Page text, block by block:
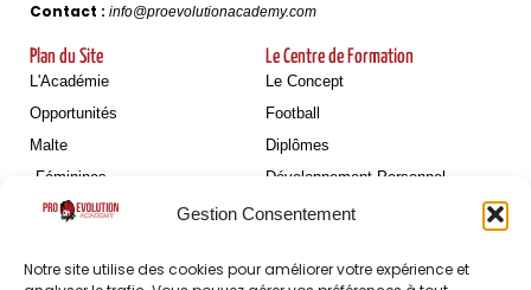
Gestion Consentement
Notre site utilise des cookies pour améliorer votre expérience et
Contact : info@proevolutionacademy.com
Plan du Site
L'Académie
Opportunités
Malte
Féminines
Blog
Le Centre de Formation
Le Concept
Football
Diplômes
Développement Personnel
Détections À Propos